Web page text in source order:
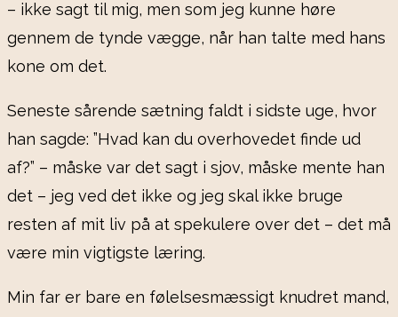
– ikke sagt til mig, men som jeg kunne høre
gennem de tynde vægge, når han talte med hans
kone om det.
Seneste sårende sætning faldt i sidste uge, hvor
han sagde: ”Hvad kan du overhovedet finde ud
af?” – måske var det sagt i sjov, måske mente han
det – jeg ved det ikke og jeg skal ikke bruge
resten af mit liv på at spekulere over det – det må
være min vigtigste læring.
Min far er bare en følelsesmæssigt knudret mand,